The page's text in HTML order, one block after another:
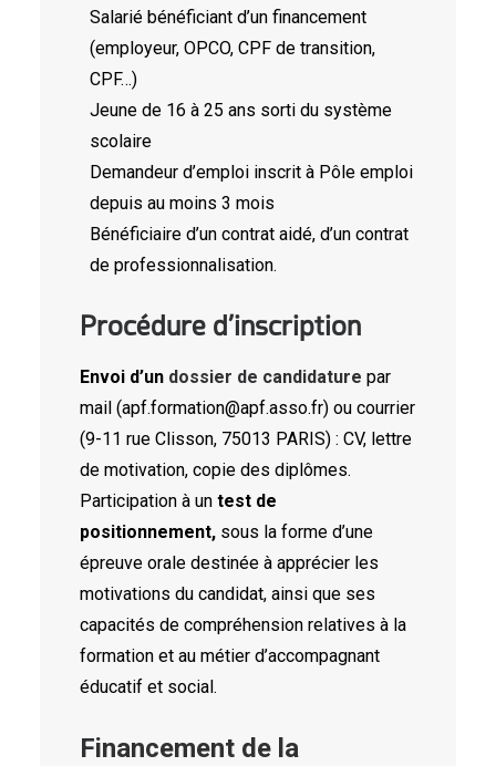
Salarié bénéficiant d’un financement
(employeur, OPCO, CPF de transition,
CPF…)
Jeune de 16 à 25 ans sorti du système
scolaire
Demandeur d’emploi inscrit à Pôle emploi
depuis au moins 3 mois
Bénéficiaire d’un contrat aidé, d’un contrat
de professionnalisation.
Procédure d’inscription
Envoi d’un dossier de candidature par
mail (apf.formation@apf.asso.fr) ou courrier
(9-11 rue Clisson, 75013 PARIS) : CV, lettre
de motivation, copie des diplômes.
Participation à un test de
positionnement, sous la forme d’une
épreuve orale destinée à apprécier les
motivations du candidat, ainsi que ses
capacités de compréhension relatives à la
formation et au métier d’accompagnant
éducatif et social.
Financement de la